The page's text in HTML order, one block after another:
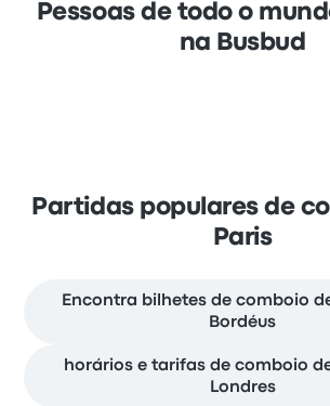
Pessoas de todo o
na Busbud
Partidas populares de
Paris
Encontra bilhetes de comboio
Bordéus
horários e tarifas de comboio
Londres